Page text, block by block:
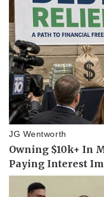
Thể thao
Bóng đá
Lịch thi đấu bóng đá
Thế giới thể thao
eSports
Hậu trường